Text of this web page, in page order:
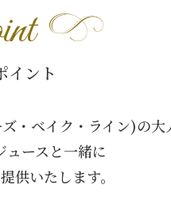
イント
ベイク・ライン)の大
ュースと一緒に
供いたします。